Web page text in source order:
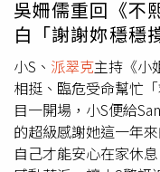
藝一姐就是妳，我才
小S順勢拋問：「你是
中的主持界女神是誰
才二十多歲，我覺得
句話，小S瞬間氣到炸
來我們這裡！」話一
影棚外，混亂又搞笑
吳姍儒重回《不
白「謝謝妳穩穩
小S、 派翠克主持《小
相挺、臨危受命幫忙
目一開場，小S便給
的超級感謝她這一年
自己才能安心在家休